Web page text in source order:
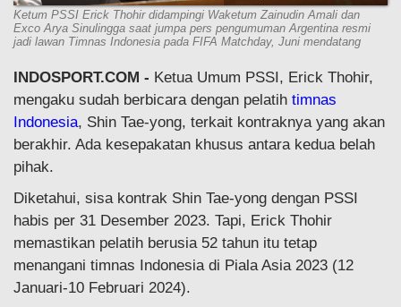
Ketum PSSI Erick Thohir didampingi Waketum Zainudin Amali dan
Exco Arya Sinulingga saat jumpa pers pengumuman Argentina resmi
jadi lawan Timnas Indonesia pada FIFA Matchday, Juni mendatang
INDOSPORT.COM - Ketua Umum PSSI, Erick Thohir,
mengaku sudah berbicara dengan pelatih timnas
Indonesia, Shin Tae-yong, terkait kontraknya yang akan
berakhir. Ada kesepakatan khusus antara kedua belah
pihak.
Diketahui, sisa kontrak Shin Tae-yong dengan PSSI
habis per 31 Desember 2023. Tapi, Erick Thohir
memastikan pelatih berusia 52 tahun itu tetap
menangani timnas Indonesia di Piala Asia 2023 (12
Januari-10 Februari 2024).